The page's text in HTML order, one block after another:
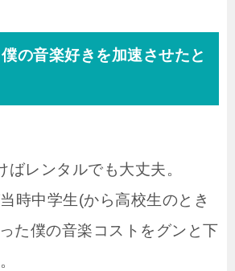
の音楽好きを加速させたと
ばレンタルでも大丈夫。
時中学生(から高校生のとき
た僕の音楽コストをグンと下